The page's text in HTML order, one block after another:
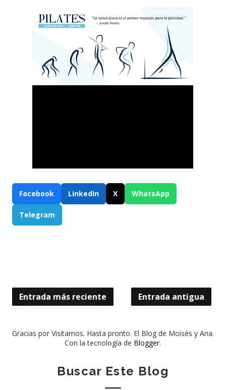
Facebook LinkedIn X WhatsApp
Telegram
Entrada más reciente Entrada antigua
Gracias por Visitarnos. Hasta pronto. El Blog de Moisés y Ana.
Con la tecnología de Blogger.
Buscar Este Blog